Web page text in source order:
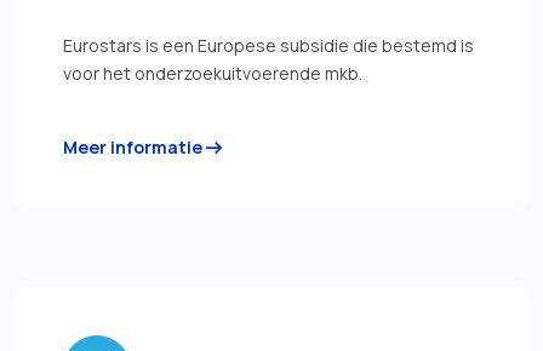
Eurostars is een Europese subsidie die bestemd is
voor het onderzoekuitvoerende mkb.
Meer informatiearrow_right_alt